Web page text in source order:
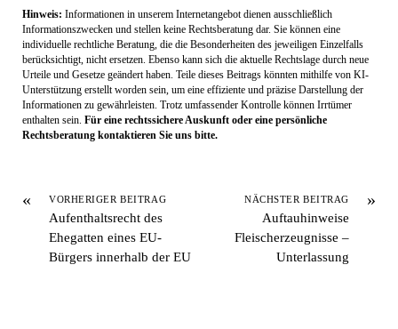
Hinweis: Informationen in unserem Internetangebot dienen ausschließlich
Informationszwecken und stellen keine Rechtsberatung dar. Sie können eine
individuelle rechtliche Beratung, die die Besonderheiten des jeweiligen Einzelfalls
berücksichtigt, nicht ersetzen. Ebenso kann sich die aktuelle Rechtslage durch neue
Urteile und Gesetze geändert haben. Teile dieses Beitrags könnten mithilfe von KI-
Unterstützung erstellt worden sein, um eine effiziente und präzise Darstellung der
Informationen zu gewährleisten. Trotz umfassender Kontrolle können Irrtümer
enthalten sein. Für eine rechtssichere Auskunft oder eine persönliche
Rechtsberatung kontaktieren Sie uns bitte.
« VORHERIGER BEITRAG
Aufenthaltsrecht des
Ehegatten eines EU-
Bürgers innerhalb der EU
»
NÄCHSTER BEITRAG
Auftauhinweise
Fleischerzeugnisse –
Unterlassung